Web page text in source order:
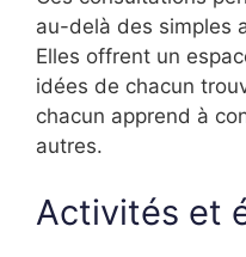
au-delà des simples
Elles offrent un
idées de chacun
chacun apprend à
autres.
Activités et